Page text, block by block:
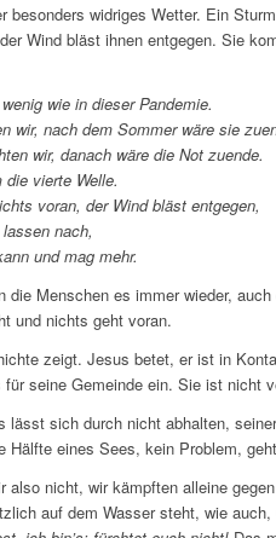
besonders widriges Wetter. Ein
Wind bläst ihnen entgegen. Sie
wie in dieser Pandemie.
wir, nach dem Sommer wäre sie
wir, danach wäre die Not zuende.
die vierte Welle.
voran, der Wind bläst entgegen,
nach,
und mag mehr.
die Menschen es immer wieder,
und nichts geht voran.
zeigt. Jesus betet, er ist in
seine Gemeinde ein. Sie ist nicht
lässt sich durch nicht abhalten,
Hälfte eines Sees, kein Problem,
also nicht, wir kämpften alleine
auf dem Wasser steht, wie